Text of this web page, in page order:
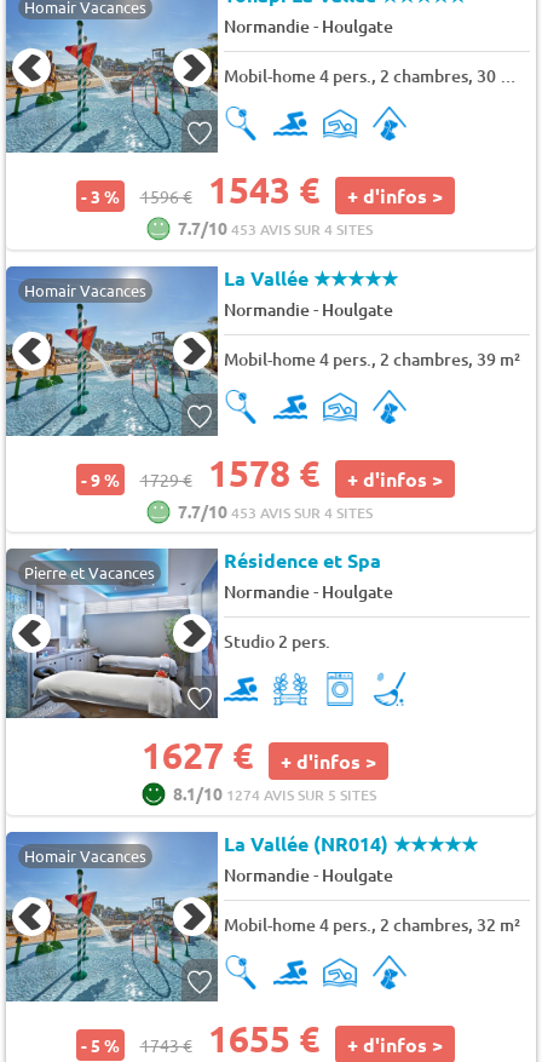
Homair Vacances
Normandie- Houlgate
Mobil-home 4 pers., 2 chambres, 30 m² - 35 m²
- 3 % 1596 € 1543 € + d'infos >
7.7/10453 AVIS SUR 4 SITES
Homair Vacances La Vallée★★★★★
Normandie- Houlgate
Mobil-home 4 pers., 2 chambres, 39 m²
- 9 % 1729 € 1578 € + d'infos >
7.7/10453 AVIS SUR 4 SITES
Pierre et Vacances Résidence et Spa
Normandie- Houlgate
Studio 2 pers.
1627 € + d'infos >
8.1/10 1274 AVIS SUR 5 SITES
Homair Vacances La Vallée (NR014)★★★★★
Normandie- Houlgate
Mobil-home 4 pers., 2 chambres, 32 m²
- 5 % 1743 € 1655 € + d'infos >